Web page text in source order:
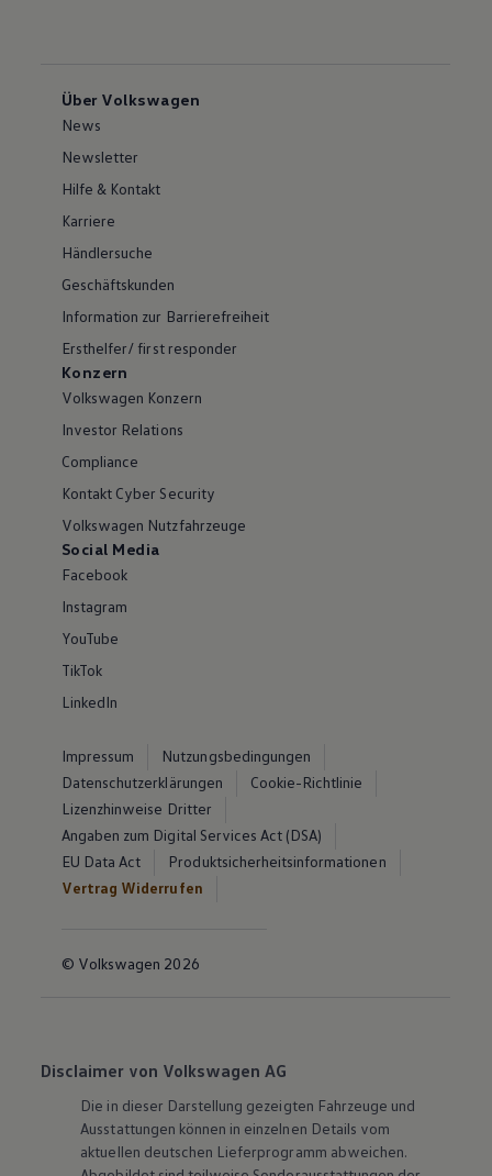
Über Volkswagen
News
Newsletter
Hilfe & Kontakt
Karriere
Händlersuche
Geschäftskunden
Information zur Barrierefreiheit
Ersthelfer/ first responder
Konzern
Volkswagen Konzern
Investor Relations
Compliance
Kontakt Cyber Security
Volkswagen Nutzfahrzeuge
Social Media
Facebook
Instagram
YouTube
TikTok
LinkedIn
Impressum
Nutzungsbedingungen
Datenschutzerklärungen
Cookie-Richtlinie
Lizenzhinweise Dritter
Angaben zum Digital Services Act (DSA)
EU Data Act
Produktsicherheitsinformationen
Vertrag Widerrufen
© Volkswagen 2026
Disclaimer von Volkswagen AG
Die in dieser Darstellung gezeigten Fahrzeuge und
Ausstattungen können in einzelnen Details vom
aktuellen deutschen Lieferprogramm abweichen.